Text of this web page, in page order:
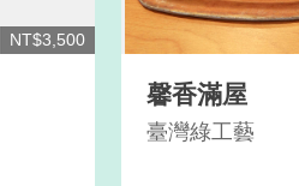
NT$3,500
馨香滿屋
臺灣綠工藝